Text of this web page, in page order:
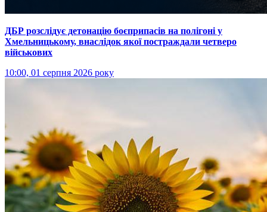
ДБР розслідує детонацію боєприпасів на полігоні у
Хмельницькому, внаслідок якої постраждали четверо
військових
10:00, 01 серпня 2026 року